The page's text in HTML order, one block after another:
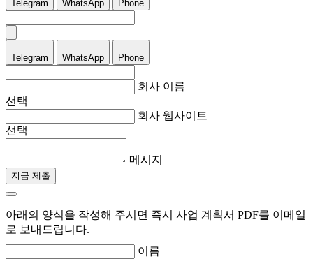
Telegram WhatsApp Phone
Telegram WhatsApp Phone
회사 이름
선택
회사 웹사이트
선택
메시지
지금 제출
아래의 양식을 작성해 주시면 즉시 사업 계획서 PDF를 이메일
로 보내드립니다.
이름